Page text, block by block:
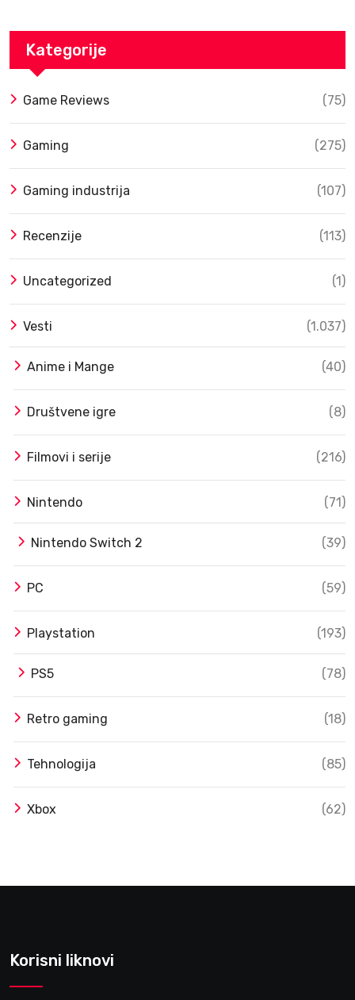
Kategorije
Game Reviews (75)
Gaming (275)
Gaming industrija (107)
Recenzije (113)
Uncategorized (1)
Vesti (1.037)
Anime i Mange (40)
Društvene igre (8)
Filmovi i serije (216)
Nintendo (71)
Nintendo Switch 2 (39)
PC (59)
Playstation (193)
PS5 (78)
Retro gaming (18)
Tehnologija (85)
Xbox (62)
Korisni liknovi